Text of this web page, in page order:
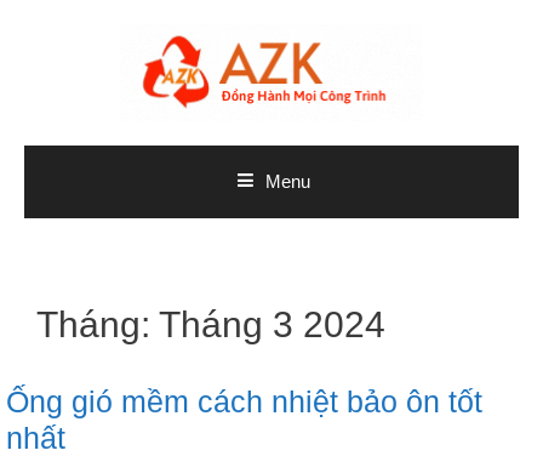
Menu
Tháng: Tháng 3 2024
Ống gió mềm cách nhiệt bảo ôn tốt
nhất